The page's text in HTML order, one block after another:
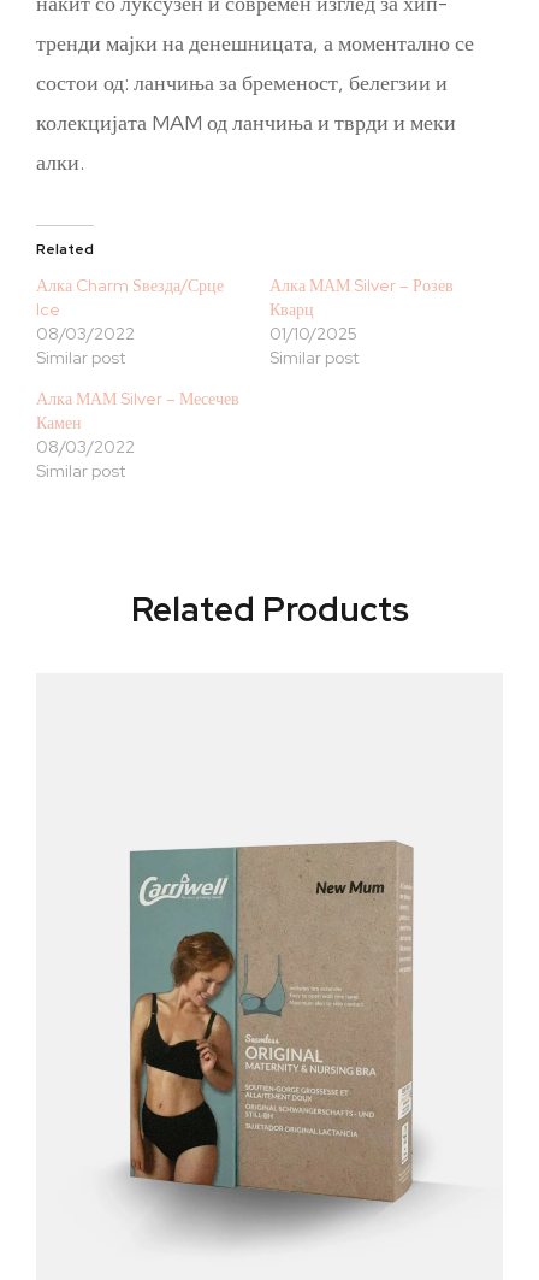
тренди мајки на денешницата, а моментално се
состои од: ланчиња за бременост, белегзии и
колекцијата MAM од ланчиња и тврди и меки
алки.
Related
Алка Charm Ѕвезда/Срце
Ice
08/03/2022
Similar post
Алка МАМ Silver – Розев
Кварц
01/10/2025
Similar post
Алка МАМ Silver – Месечев
Камен
08/03/2022
Similar post
Related Products